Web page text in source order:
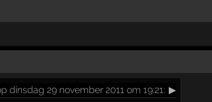
dinsdag 29 november 2011 om 19:21: ▶